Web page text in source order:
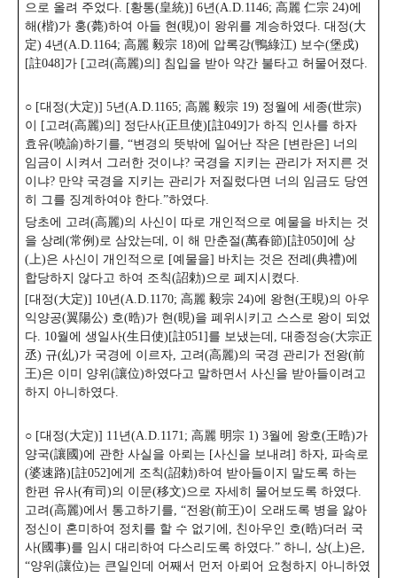
으로 올려 주었다. [황통(皇統)] 6년(A.D.1146; 高麗 仁宗 24)에
해(楷)가 훙(薨)하여 아들 현(晛)이 왕위를 계승하였다. 대정(大
定) 4년(A.D.1164; 高麗 毅宗 18)에 압록강(鴨綠江) 보수(堡戍)
[註048]가 [고려(高麗)의] 침입을 받아 약간 불타고 허물어졌다.
○ [대정(大定)] 5년(A.D.1165; 高麗 毅宗 19) 정월에 세종(世宗)
이 [고려(高麗)의] 정단사(正旦使)[註049]가 하직 인사를 하자
효유(嘵諭)하기를, “변경의 뜻밖에 일어난 작은 [변란은] 너의
임금이 시켜서 그러한 것이냐? 국경을 지키는 관리가 저지른 것
이냐? 만약 국경을 지키는 관리가 저질렀다면 너의 임금도 당연
히 그를 징계하여야 한다.”하였다.
당초에 고려(高麗)의 사신이 따로 개인적으로 예물을 바치는 것
을 상례(常例)로 삼았는데, 이 해 만춘절(萬春節)[註050]에 상
(上)은 사신이 개인적으로 [예물을] 바치는 것은 전례(典禮)에
합당하지 않다고 하여 조칙(詔勅)으로 폐지시켰다.
[대정(大定)] 10년(A.D.1170; 高麗 毅宗 24)에 왕현(王晛)의 아우
익양공(翼陽公) 호(晧)가 현(晛)을 폐위시키고 스스로 왕이 되었
다. 10월에 생일사(生日使)[註051]를 보냈는데, 대종정승(大宗正
丞) 규(乣)가 국경에 이르자, 고려(高麗)의 국경 관리가 전왕(前
王)은 이미 양위(讓位)하였다고 말하면서 사신을 받아들이려고
하지 아니하였다.
○ [대정(大定)] 11년(A.D.1171; 高麗 明宗 1) 3월에 왕호(王晧)가
양국(讓國)에 관한 사실을 아뢰는 [사신을 보내려] 하자, 파속로
(婆速路)[註052]에게 조칙(詔勅)하여 받아들이지 말도록 하는
한편 유사(有司)의 이문(移文)으로 자세히 물어보도록 하였다.
고려(高麗)에서 통고하기를, “전왕(前王)이 오래도록 병을 앓아
정신이 혼미하여 정치를 할 수 없기에, 친아우인 호(晧)더러 국
사(國事)를 임시 대리하여 다스리도록 하였다.” 하니, 상(上)은,
“양위(讓位)는 큰일인데 어째서 먼저 아뢰어 요청하지 아니하였